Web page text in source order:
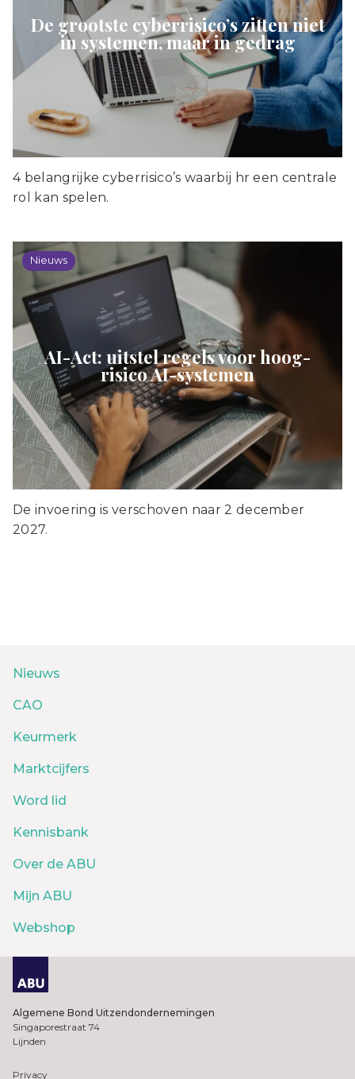
De grootste cyberrisico’s zitten niet
in systemen, maar in gedrag
4 belangrijke cyberrisico’s waarbij hr een centrale
rol kan spelen.
Nieuws
AI-Act: uitstel regels voor hoog-
risico AI-systemen
De invoering is verschoven naar 2 december
2027.
Nieuws
CAO
Keurmerk
Marktcijfers
Word lid
Kennisbank
Over de ABU
Mijn ABU
Webshop
Algemene Bond Uitzendondernemingen
Singaporestraat 74
Lijnden
Privacy